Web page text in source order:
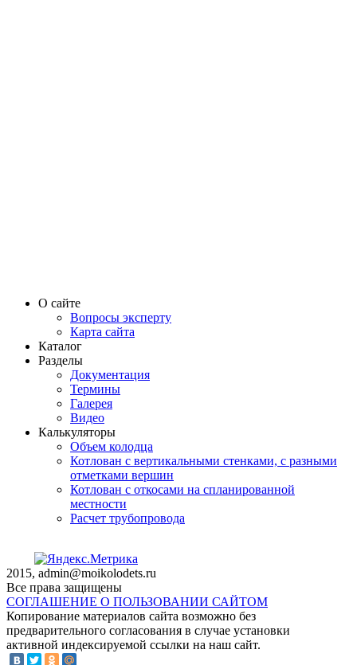
О сайте
Вопросы эксперту
Карта сайта
Каталог
Разделы
Документация
Термины
Галерея
Видео
Калькуляторы
Объем колодца
Котлован с вертикальными стенками, с разными
отметками вершин
Котлован с откосами на спланированной
местности
Расчет трубопровода
2015, admin@moikolodets.ru
Все права защищены
СОГЛАШЕНИЕ О ПОЛЬЗОВАНИИ САЙТОМ
Копирование материалов сайта возможно без
предварительного согласования в случае установки
активной индексируемой ссылки на наш сайт.